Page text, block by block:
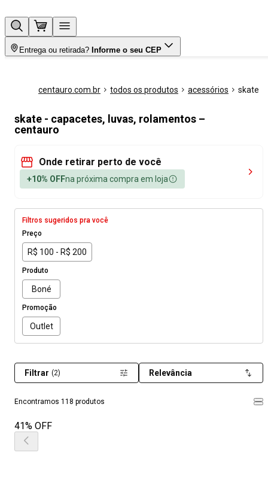
Entrega ou retirada? Informe o seu CEP
centauro.com.br todos os produtos acessórios skate
skate - capacetes, luvas, rolamentos –
centauro
Onde retirar perto de você
+10% OFFna próxima compra em loja
Filtros sugeridos pra você
Preço
R$ 100 - R$ 200
Produto
Boné
Promoção
Outlet
Encontramos 118 produtos
Filtrar (2) Relevância
41% OFF